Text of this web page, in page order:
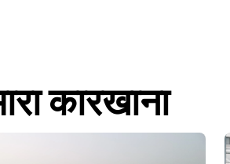
कारखाना